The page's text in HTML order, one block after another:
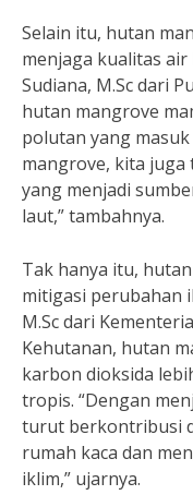
Selain itu, hutan
menjaga kualitas
Sudiana, M.Sc dari
hutan mangrove
polutan yang
mangrove, kita
yang menjadi
laut,” tambahnya.
Tak hanya itu,
mitigasi perubahan
M.Sc dari
Kehutanan, hutan
karbon dioksida
tropis. “Dengan
turut berkontribusi
rumah kaca dan
iklim,” ujarnya.